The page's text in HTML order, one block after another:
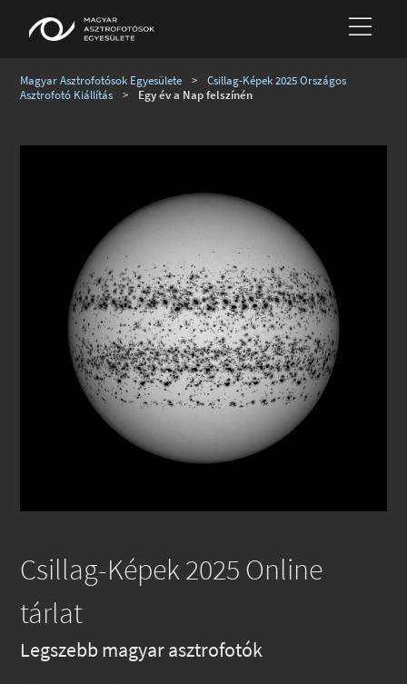
Magyar Asztrofotósok Egyesülete >
Csillag-Képek 2025 Országos
Asztrofotó Kiállítás
> Egy év a Nap felszínén
Csillag-Képek 2025 Online
tárlat
Legszebb magyar asztrofotók